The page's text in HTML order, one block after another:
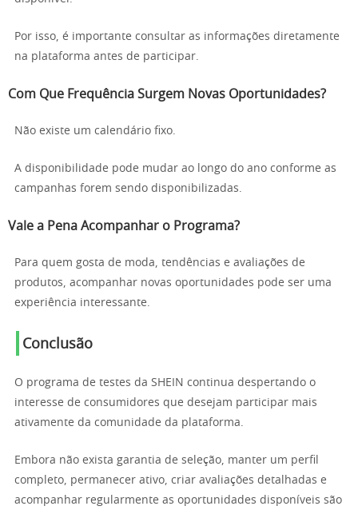
Por isso, é importante consultar as informações diretamente
na plataforma antes de participar.
Com Que Frequência Surgem Novas Oportunidades?
Não existe um calendário fixo.
A disponibilidade pode mudar ao longo do ano conforme as
campanhas forem sendo disponibilizadas.
Vale a Pena Acompanhar o Programa?
Para quem gosta de moda, tendências e avaliações de
produtos, acompanhar novas oportunidades pode ser uma
experiência interessante.
Conclusão
O programa de testes da SHEIN continua despertando o
interesse de consumidores que desejam participar mais
ativamente da comunidade da plataforma.
Embora não exista garantia de seleção, manter um perfil
completo, permanecer ativo, criar avaliações detalhadas e
acompanhar regularmente as oportunidades disponíveis são